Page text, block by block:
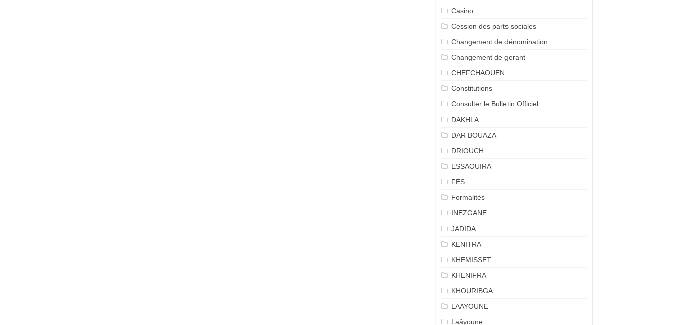
Casino
Cession des parts sociales
Changement de dénomination
Changement de gerant
CHEFCHAOUEN
Constitutions
Consulter le Bulletin Officiel
DAKHLA
DAR BOUAZA
DRIOUCH
ESSAOUIRA
FES
Formalités
INEZGANE
JADIDA
KENITRA
KHEMISSET
KHENIFRA
KHOURIBGA
LAAYOUNE
Laâyoune